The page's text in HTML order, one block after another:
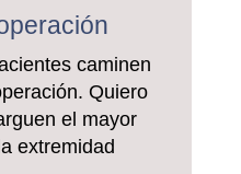
caminen
Quiero
el mayor
extremidad